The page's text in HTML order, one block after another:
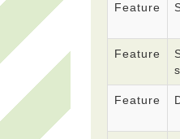
Feature
Feature
Feature